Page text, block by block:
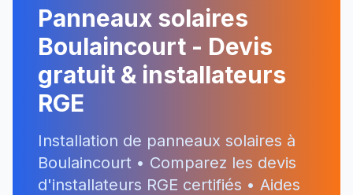
Panneaux solaires
Boulaincourt - Devis
gratuit & installateurs
RGE
Installation de panneaux solaires à
Boulaincourt • Comparez les devis
d'installateurs RGE certifiés • Aides